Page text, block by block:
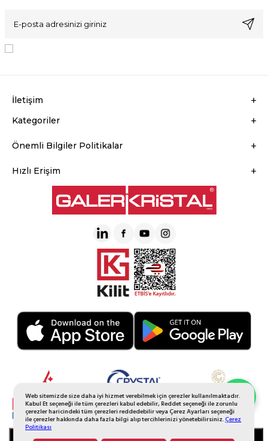
Web sitemizde size daha iyi hizmet verebilmek için çerezler kullanılmaktadır.
Kabul Et seçeneği ile tüm çerezleri kabul edebilir, Reddet seçeneği ile zorunlu
çerezler haricindeki tüm çerezleri reddedebilir veya Çerez Ayarları seçeneği
ile çerezler hakkında daha fazla bilgi alıp tercihlerinizi yönetebilirsiniz.Çerez
Politikası
İletişim
Kategoriler
Önemli Bilgiler Politikalar
Hızlı Erişim
Whatsapp Sipariş